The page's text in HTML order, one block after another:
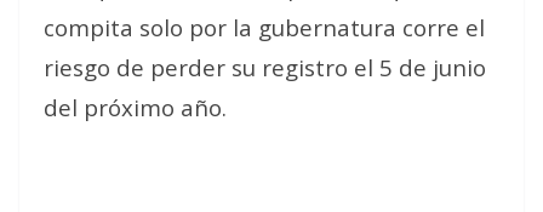
compita solo por la gubernatura corre el
riesgo de perder su registro el 5 de junio
del próximo año.